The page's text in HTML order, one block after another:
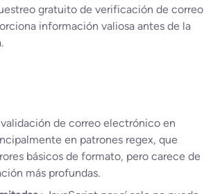
gratuito de verificación de correo
información valiosa antes de la
validación de correo electrónico en
en patrones regex, que
básicos de formato, pero carece de
más profundas.